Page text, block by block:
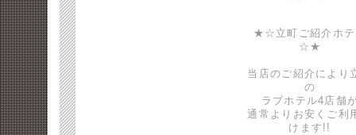
★☆立町ご紹介ホ
☆★
当店のご紹介により
の
ラブホテル4店舗
通常よりお安くご利
けます!!